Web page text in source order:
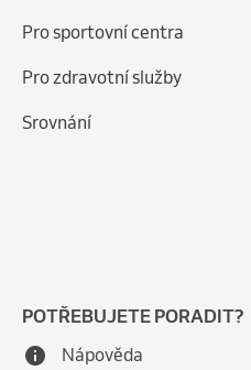
Pro sportovní centra
Pro zdravotní služby
Srovnání
POTŘEBUJETE PORADIT?
Nápověda